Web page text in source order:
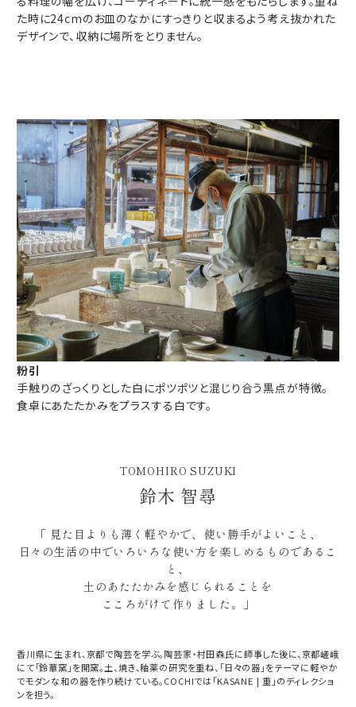
ギフト包装について
た時に24cmのお皿のなかにすっきりと収まるよう考え抜かれた
デザインで、収納に場所をとりません。
粉引
手触りのざっくりとした白にポツポツと混じり合う黒点が特徴。
食卓にあたたかみをプラスする白です。
TOMOHIRO SUZUKI
鈴木 智尋
「 見た目よりも薄く軽やかで、使い勝手がよいこと、
日々の生活の中でいろいろな使い方を楽しめるものであるこ
と、
土のあたたかみを感じられることを
こころがけて作りました。」
香川県に生まれ、京都で陶芸を学ぶ。陶芸家・村田森氏に師事した後に、京都嵯峨
にて「鈴華窯」を開窯。土、焼き、釉薬の研究を重ね、「日々の器」をテーマに軽やか
でモダンな和の器を作り続けている。COCHIでは「KASANE | 重」のディレクショ
ンを担う。